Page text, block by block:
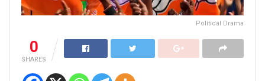
Political Drama
0
SHARES